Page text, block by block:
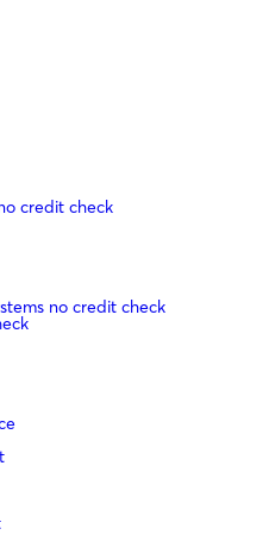
credit check
no credit check